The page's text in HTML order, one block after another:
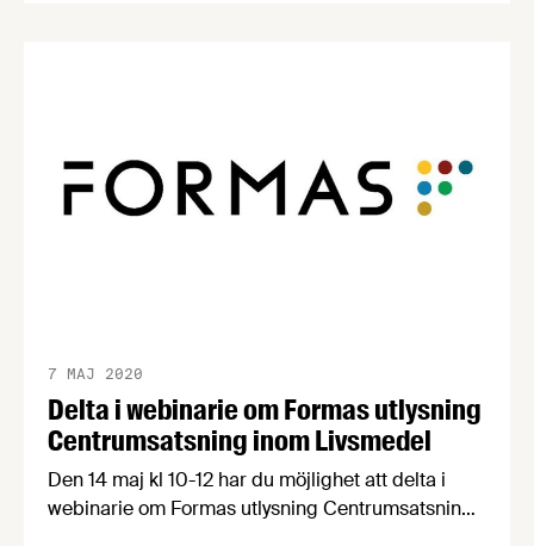
till att stärka svensk livsmedelssektors potential.
Delta i webinarie om Formas utlysning
Centrumsatsning inom Livsmedel
7 MAJ 2020
Den 14 maj kl 10-12 har du möjlighet att delta i
webinarie om Formas utlysning Centrumsatsning